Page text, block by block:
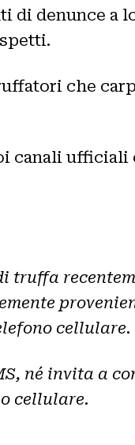
denunce a
che
canali
truffa
cellulare.
né invita a
cellulare.